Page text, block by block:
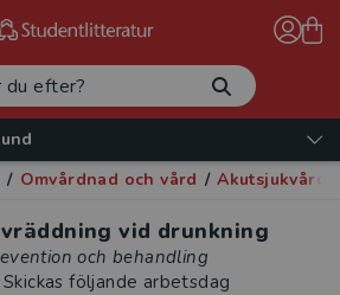
/ Omvårdnad och vård / Akutsjukvård
vid drunkning
och behandling
Skickas följande arbetsdag